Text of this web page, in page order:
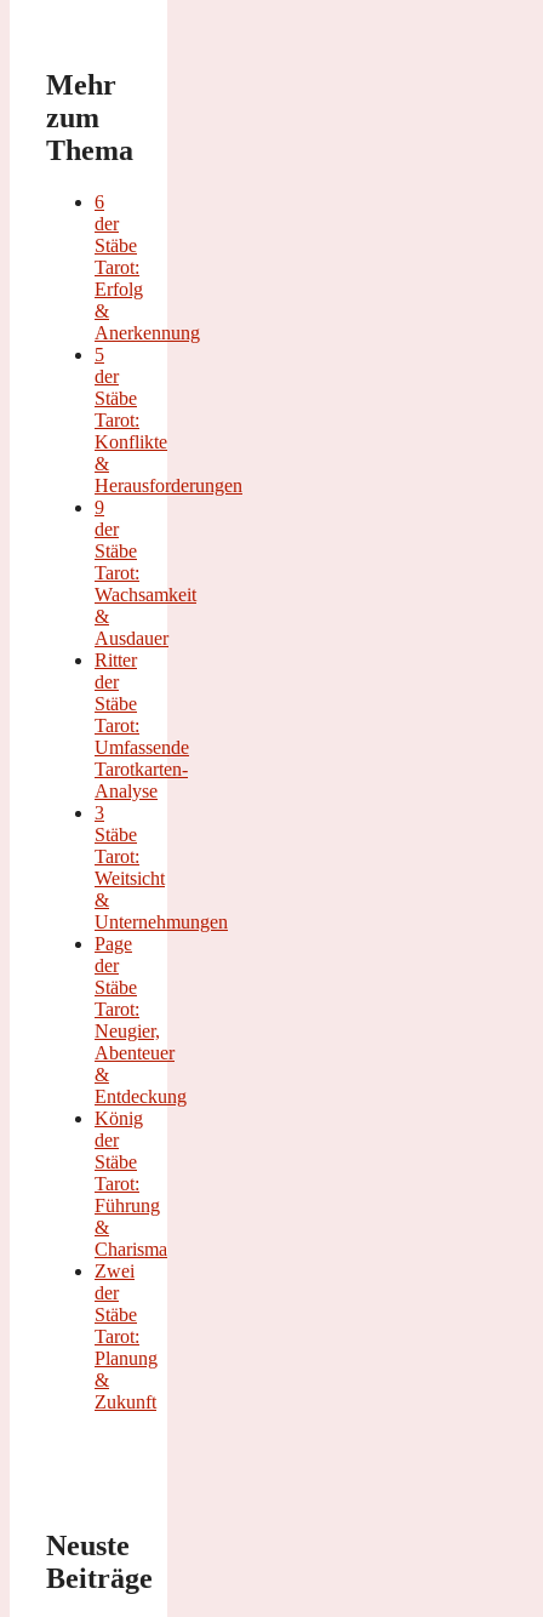
Mehr
zum
Thema
6
der
Stäbe
Tarot:
Erfolg
&
Anerkennung
5
der
Stäbe
Tarot:
Konflikte
&
Herausforderungen
9
der
Stäbe
Tarot:
Wachsamkeit
&
Ausdauer
Ritter
der
Stäbe
Tarot:
Umfassende
Tarotkarten-
Analyse
3
Stäbe
Tarot:
Weitsicht
&
Unternehmungen
Page
der
Stäbe
Tarot:
Neugier,
Abenteuer
&
Entdeckung
König
der
Stäbe
Tarot:
Führung
&
Charisma
Zwei
der
Stäbe
Tarot:
Planung
&
Zukunft
Neuste
Beiträge